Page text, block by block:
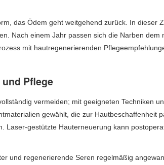
das Ödem geht weitgehend zurück. In dieser
Nach einem Jahr passen sich die Narben dem
mit hautregenerierenden
Pflege
vermeiden; mit geeigneten Techniken
gewählt, die zur Hautbeschaffenheit
Laser-gestützte Hauterneuerung kann
und regenerierende Seren regelmäßig